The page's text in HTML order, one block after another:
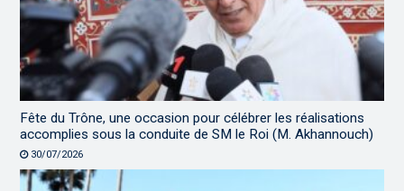
Fête du Trône, une occasion pour célébrer les réalisations
accomplies sous la conduite de SM le Roi (M. Akhannouch)
30/07/2026